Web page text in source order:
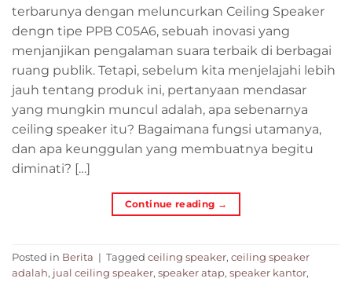
terbarunya dengan meluncurkan Ceiling Speaker
dengn tipe PPB C05A6, sebuah inovasi yang
menjanjikan pengalaman suara terbaik di berbagai
ruang publik. Tetapi, sebelum kita menjelajahi lebih
jauh tentang produk ini, pertanyaan mendasar
yang mungkin muncul adalah, apa sebenarnya
ceiling speaker itu? Bagaimana fungsi utamanya,
dan apa keunggulan yang membuatnya begitu
diminati? […]
Continue reading →
Posted in Berita | Tagged ceiling speaker, ceiling speaker
adalah, jual ceiling speaker, speaker atap, speaker kantor,